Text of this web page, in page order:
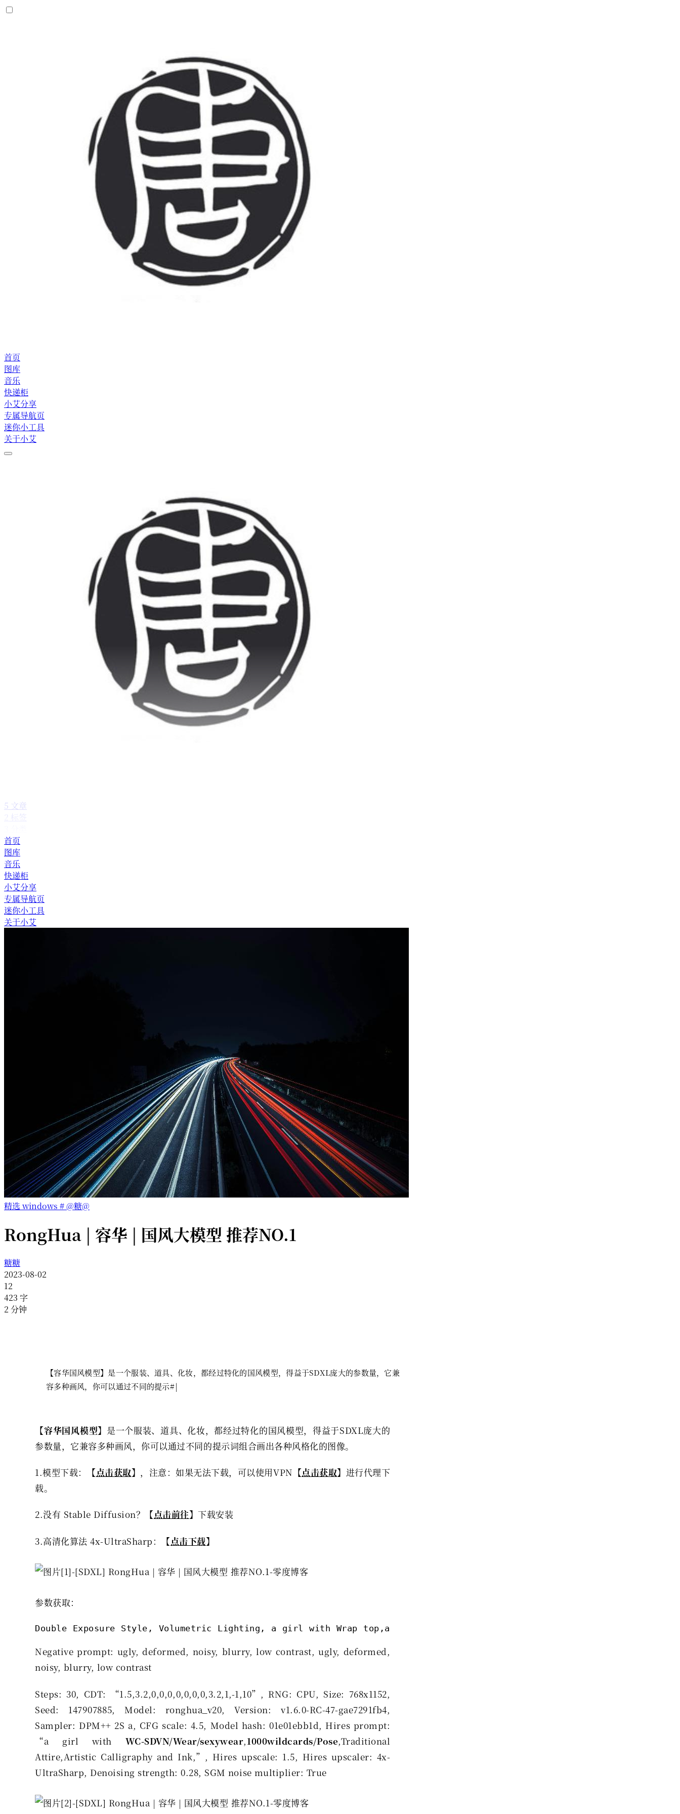
首页
图库
音乐
快递柜
小艾分享
专属导航页
迷你小工具
关于小艾
5 文章
2 标签
首页
图库
音乐
快递柜
小艾分享
专属导航页
迷你小工具
关于小艾
精选 windows #@糖@
RongHua | 容华 | 国风大模型 推荐NO.1
糖糖
2023-08-02
12
423 字
2分钟
【容华国风模型】是一个服装、道具、化妆，都经过特化的国风模型，得益于SDXL庞大的参数量，它兼
容多种画风，你可以通过不同的提示#
【容华国风模型】是一个服装、道具、化妆，都经过特化的国风模型，得益于SDXL庞大的
参数量，它兼容多种画风，你可以通过不同的提示词组合画出各种风格化的图像。
1.模型下载：【点击获取】，注意：如果无法下载，可以使用VPN【点击获取】进行代理下
载。
2.没有 Stable Diffusion？【点击前往】下载安装
3.高清化算法 4x-UltraSharp：【点击下载】
参数获取：
Double Exposure Style, Volumetric Lighting, a girl with Wrap top,arching her back,Traditional Attire,Artistic
Negative prompt: ugly, deformed, noisy, blurry, low contrast, ugly, deformed,
noisy, blurry, low contrast
Steps: 30, CDT: “1.5,3.2,0,0,0,0,0,0,0,3.2,1,-1,10”, RNG: CPU, Size: 768x1152,
Seed: 147907885, Model: ronghua_v20, Version: v1.6.0-RC-47-gae7291fb4,
Sampler: DPM++ 2S a, CFG scale: 4.5, Model hash: 01e01ebb1d, Hires prompt:
“a girl with WC-SDVN/Wear/sexywear,1000wildcards/Pose,Traditional
Attire,Artistic Calligraphy and Ink,”, Hires upscale: 1.5, Hires upscaler: 4x-
UltraSharp, Denoising strength: 0.28, SGM noise multiplier: True